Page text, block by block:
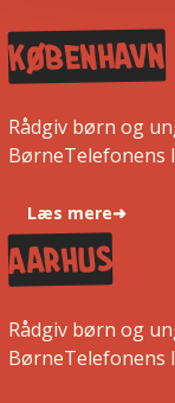
København
Rådgiv børn og
BørneTelefonens
Læs mere➜
aarhus
Rådgiv børn og
BørneTelefonens